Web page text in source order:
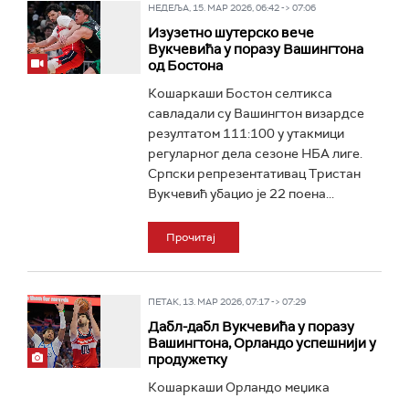
НЕДЕЉА, 15. МАР 2026, 06:42 -> 07:06
Изузетно шутерско вече
Вукчевића у поразу Вашингтона
од Бостона
Кошаркаши Бостон селтикса
савладали су Вашингтон визардсе
резултатом 111:100 у утакмици
регуларног дела сезоне НБА лиге.
Српски репрезентативац Тристан
Вукчевић убацио је 22 поена...
Прочитај
ПЕТАК, 13. МАР 2026, 07:17 -> 07:29
Дабл-дабл Вукчевића у поразу
Вашингтона, Орландо успешнији у
продужетку
Кошаркаши Орландо меџика